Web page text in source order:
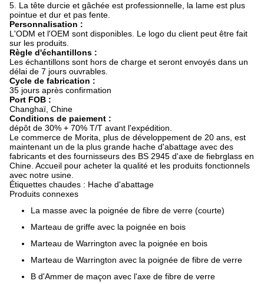
5. La tête durcie et gâchée est professionnelle, la lame est plus
pointue et dur et pas fente.
Personnalisation :
L'ODM et l'OEM sont disponibles. Le logo du client peut être fait
sur les produits.
Règle d'échantillons :
Les échantillons sont hors de charge et seront envoyés dans un
délai de 7 jours ouvrables.
Cycle de fabrication :
35 jours après confirmation
Port FOB :
Changhaï, Chine
Conditions de paiement :
dépôt de 30% + 70% T/T avant l'expédition.
Le commerce de Morita, plus de développement de 20 ans, est
maintenant un de la plus grande hache d'abattage avec des
fabricants et des fournisseurs des BS 2945 d'axe de fiebrglass en
Chine. Accueil pour acheter la qualité et les produits fonctionnels
avec notre usine.
Étiquettes chaudes : Hache d'abattage
Produits connexes
La masse avec la poignée de fibre de verre (courte)
Marteau de griffe avec la poignée en bois
Marteau de Warrington avec la poignée en bois
Marteau de Warrington avec la poignée de fibre de verre
B d'Ammer de maçon avec l'axe de fibre de verre